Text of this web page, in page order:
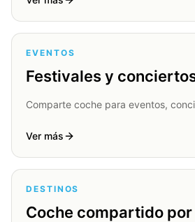
EVENTOS
Festivales y
Comparte coche para eventos,
Ver más
DESTINOS
Coche compartido